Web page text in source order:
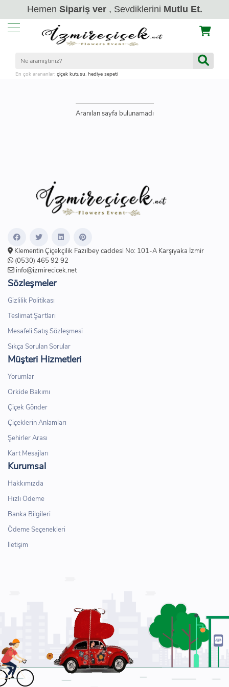
Hemen Sipariş ver, Sevdiklerini Mutlu Et.
En çok arananlar: çiçek kutusu, hediye sepeti
Aranılan sayfa bulunamadı
Klementin Çiçekçilik Fazılbey caddesi No: 101-A Karşıyaka İzmir
(0530) 465 92 92
info@izmirecicek.net
Sözleşmeler
Gizlilik Politikası
Teslimat Şartları
Mesafeli Satış Sözleşmesi
Sıkça Sorulan Sorular
Müşteri Hizmetleri
Yorumlar
Orkide Bakımı
Çiçek Gönder
Çiçeklerin Anlamları
Şehirler Arası
Kart Mesajları
Kurumsal
Hakkımızda
Hızlı Ödeme
Banka Bilgileri
Ödeme Seçenekleri
İletişim